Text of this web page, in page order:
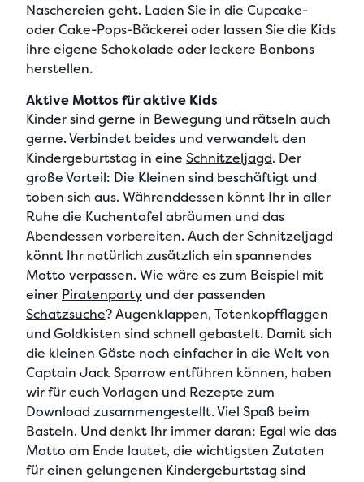
Naschereien geht. Laden Sie in die Cupcake-
oder Cake-Pops-Bäckerei oder lassen Sie die Kids
ihre eigene Schokolade oder leckere Bonbons
herstellen.
Aktive Mottos für aktive Kids
Kinder sind gerne in Bewegung und rätseln auch
gerne. Verbindet beides und verwandelt den
Kindergeburtstag in eine Schnitzeljagd. Der
große Vorteil: Die Kleinen sind beschäftigt und
toben sich aus. Währenddessen könnt Ihr in aller
Ruhe die Kuchentafel abräumen und das
Abendessen vorbereiten. Auch der Schnitzeljagd
könnt Ihr natürlich zusätzlich ein spannendes
Motto verpassen. Wie wäre es zum Beispiel mit
einer Piratenparty und der passenden
Schatzsuche? Augenklappen, Totenkopfflaggen
und Goldkisten sind schnell gebastelt. Damit sich
die kleinen Gäste noch einfacher in die Welt von
Captain Jack Sparrow entführen können, haben
wir für euch Vorlagen und Rezepte zum
Download zusammengestellt. Viel Spaß beim
Basteln. Und denkt Ihr immer daran: Egal wie das
Motto am Ende lautet, die wichtigsten Zutaten
für einen gelungenen Kindergeburtstag sind